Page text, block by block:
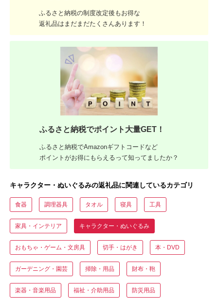
ふるさと納税の制度改定後もお得な
返礼品はまだまだたくさんあります！
ふるさと納税でポイント大量GET！
ふるさと納税でAmazonギフトコードなど
ポイントがお得にもらえるって知ってましたか？
キャラクター・ぬいぐるみの返礼品に関連しているカテゴリ
食器 調理器具 タオル 寝具 工具
家具・インテリア キャラクター・ぬいぐるみ
おもちゃ・ゲーム・文房具 切手・はがき 本・DVD
ガーデニング・園芸 掃除・用品 財布・鞄
楽器・音楽用品 福祉・介助用品 防災用品